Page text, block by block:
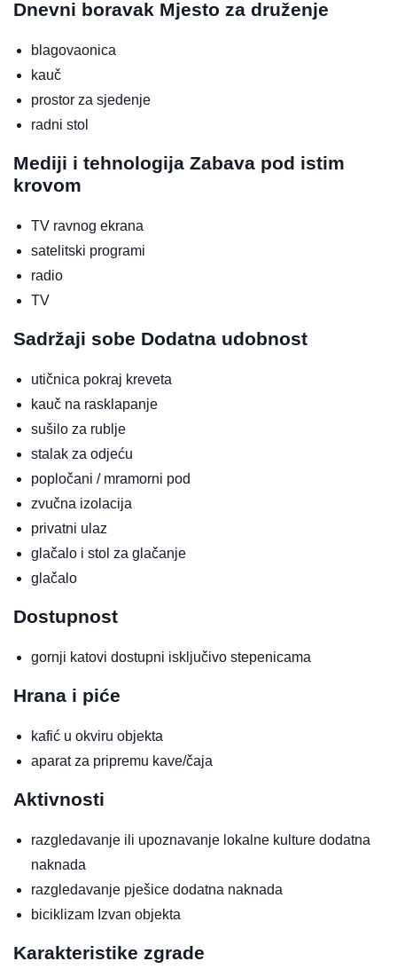
Dnevni boravak Mjesto za druženje
blagovaonica
kauč
prostor za sjedenje
radni stol
Mediji i tehnologija Zabava pod istim
krovom
TV ravnog ekrana
satelitski programi
radio
TV
Sadržaji sobe Dodatna udobnost
utičnica pokraj kreveta
kauč na rasklapanje
sušilo za rublje
stalak za odjeću
popločani / mramorni pod
zvučna izolacija
privatni ulaz
glačalo i stol za glačanje
glačalo
Dostupnost
gornji katovi dostupni isključivo stepenicama
Hrana i piće
kafić u okviru objekta
aparat za pripremu kave/čaja
Aktivnosti
razgledavanje ili upoznavanje lokalne kulture dodatna
naknada
razgledavanje pješice dodatna naknada
biciklizam Izvan objekta
Karakteristike zgrade